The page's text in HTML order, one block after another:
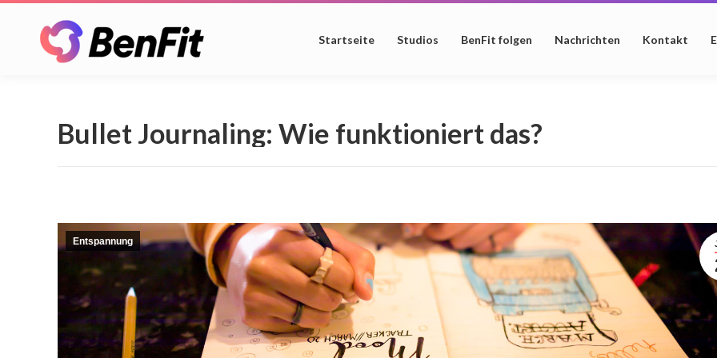
Startseite Studios BenFit folgen Nachrichten Kontakt
Bullet Journaling: Wie funktioniert das?
Entspannung